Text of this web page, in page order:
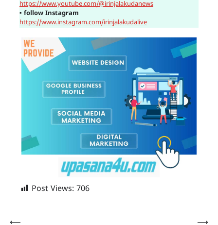
https://www.youtube.com/@irinjalakudanews
▪ follow Instagram
https://www.instagram.com/irinjalakudalive
Post Views: 706
⟵
⟶